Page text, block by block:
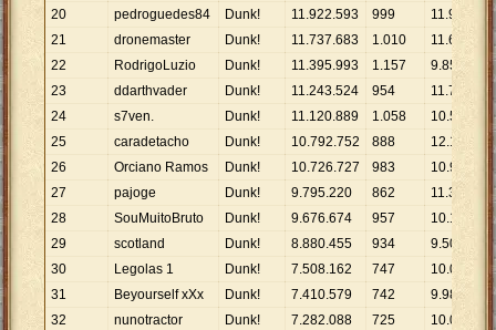
20
pedroguedes84 Dunk! 11.922.593 999 11.935
21
dronemaster Dunk! 11.737.683 1.010 11.621
22
RodrigoLuzio Dunk! 11.395.993 1.157 9.850
23
ddarthvader Dunk! 11.243.524 954 11.786
24
s7ven. Dunk! 11.120.889 1.058 10.511
25
caradetacho Dunk! 10.792.752 888 12.154
26
Orciano Ramos Dunk! 10.726.727 983 10.912
27
pajoge Dunk! 9.795.220 862 11.363
28
SouMuitoBruto Dunk! 9.676.674 957 10.111
29
scotland Dunk! 8.880.455 934 9.508
30
Legolas 1 Dunk! 7.508.162 747 10.051
31
Beyourself xXx Dunk! 7.410.579 742 9.987
32
nunotractor Dunk! 7.282.088 725 10.044